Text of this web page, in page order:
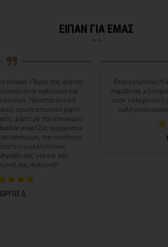
ΕΙΠΑΝ ΓΙΑ ΕΜΑΣ
πίνακα. Πέραν της άμεσης
ήταν καλύτερη και
Προστατευτικό
προστατευτικό χαρτί
χαρτί με την επωνυμία
wrap! Σας ευχαριστώ
την ποιότητα
για μελλοντικές
σας για και την
σας πολιτική!
Δ.
Επαγγελματίες!!!
παράδοση,
στην τηλεφωνική
καλή